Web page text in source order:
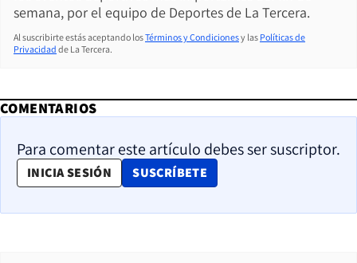
semana, por el equipo de Deportes de La Tercera.
Al suscribirte estás aceptando losTérminos y Condicionesy las Políticas de
Privacidad de La Tercera.
COMENTARIOS
Para comentar este artículo debes ser suscriptor.
INICIA SESIÓN SUSCRÍBETE
OPENS IN NEW WINDOW